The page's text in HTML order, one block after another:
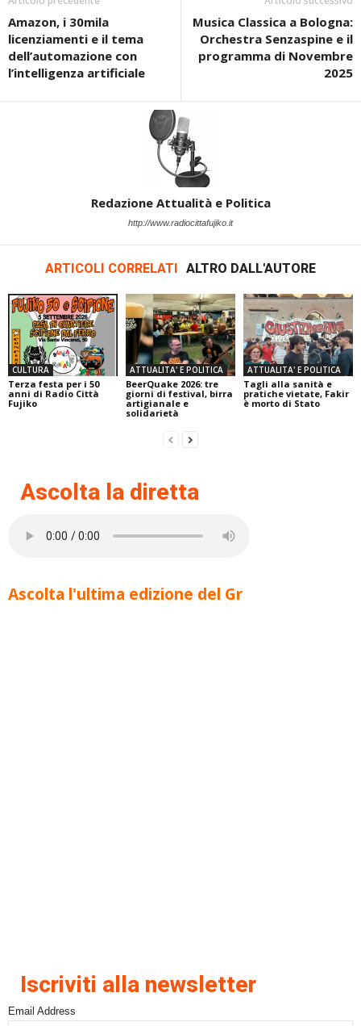
Amazon, i 30mila
licenziamenti e il tema
dell’automazione con
l’intelligenza artificiale
Musica Classica a Bologna:
Orchestra Senzaspine e il
programma di Novembre
2025
Redazione Attualità e Politica
http://www.radiocittafujiko.it
ARTICOLI CORRELATI ALTRO DALL'AUTORE
CULTURA
Terza festa per i 50
anni di Radio Città
Fujiko
ATTUALITA' E POLITICA
BeerQuake 2026: tre
giorni di festival, birra
artigianale e
solidarietà
ATTUALITA' E POLITICA
Tagli alla sanità e
pratiche vietate, Fakir
è morto di Stato
Ascolta la diretta
Ascolta l'ultima edizione del Gr
Iscriviti alla newsletter
Email Address